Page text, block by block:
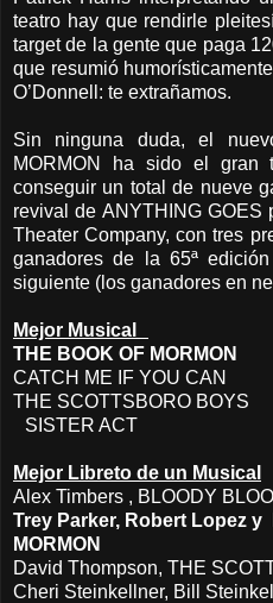
teatro hay que rendirle
target de la gente que paga
que resumió
O’Donnell: te extrañamos.
Sin ninguna duda, el
MORMON ha sido el gran
conseguir un total de nueve
revival de ANYTHING GOES
Theater Company, con tres
ganadores de la 65ª
siguiente (los ganadores en
Mejor Musical
THE BOOK OF MORMON
CATCH ME IF YOU CAN
THE SCOTTSBORO BOYS
SISTER ACT
Mejor Libreto de un Musical
Alex Timbers , BLOODY
Trey Parker, Robert Lopez y
MORMON
David Thompson, THE
Cheri Steinkellner, Bill